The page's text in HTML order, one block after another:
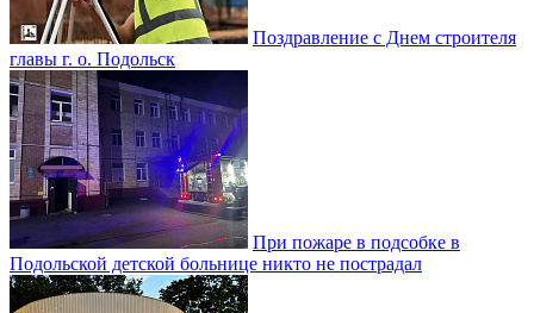
Поздравление с Днем строителя
главы г. о. Подольск
При пожаре в подсобке в
Подольской детской больнице никто не пострадал